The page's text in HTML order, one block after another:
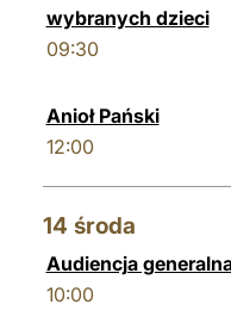
wybranych dzieci
09:30
Anioł Pański
12:00
14 środa
Audiencja
10:00